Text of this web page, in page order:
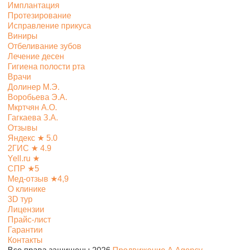
Имплантация
Протезирование
Исправление прикуса
Виниры
Отбеливание зубов
Лечение десен
Гигиена полости рта
Врачи
Долинер М.Э.
Воробьева Э.А.
Мкртчян А.О.
Гагкаева З.А.
Отзывы
Яндекс ★ 5.0
2ГИС ★ 4.9
Yell.ru ★
СПР ★5
Мед-отзыв ★4,9
О клинике
3D тур
Лицензии
Прайс-лист
Гарантии
Контакты